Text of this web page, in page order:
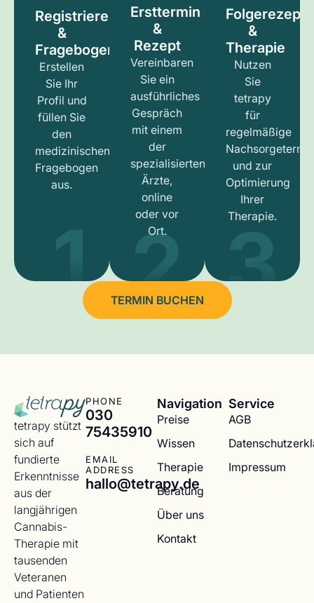
Registrieren
&
Fragebogen
Erstellen
Sie Ihr
Profil und
füllen Sie
den
medizinischen
Fragebogen
aus.
1
Ersttermin
&
Rezept
Vereinbaren
Sie ein
ausführliches
Gespräch
mit einem
der
spezialisierten
Ärzte,
online
oder vor
Ort.
2
Folgerezept
&
Therapie
Nutzen
Sie
tetrapy
für
regelmäßige
und zur
Optimierung
Ihrer
Therapie.
3
TERMIN BUCHEN
tetrapy stützt
sich auf
fundierte
Erkenntnisse
aus der
langjährigen
Cannabis-
Therapie mit
tausenden
Veteranen
und Patienten
PHONE
030
75435910
EMAIL
ADDRESS
hallo@tetrapy.de
Navigation
Preise
Wissen
Therapie
Beratung
Über uns
Kontakt
Service
AGB
Impressum